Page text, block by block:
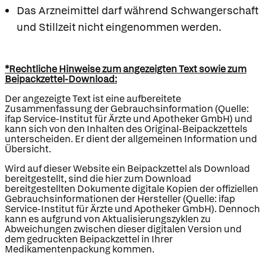
Das Arzneimittel darf während Schwangerschaft
und Stillzeit nicht eingenommen werden.
*Rechtliche Hinweise zum angezeigten Text sowie zum
Beipackzettel-Download:
Der angezeigte Text ist eine aufbereitete
Zusammenfassung der Gebrauchsinformation (Quelle:
ifap Service-Institut für Ärzte und Apotheker GmbH) und
kann sich von den Inhalten des Original-Beipackzettels
unterscheiden. Er dient der allgemeinen Information und
Übersicht.
Wird auf dieser Website ein Beipackzettel als Download
bereitgestellt, sind die hier zum Download
bereitgestellten Dokumente digitale Kopien der offiziellen
Gebrauchsinformationen der Hersteller (Quelle: ifap
Service-Institut für Ärzte und Apotheker GmbH). Dennoch
kann es aufgrund von Aktualisierungszyklen zu
Abweichungen zwischen dieser digitalen Version und
dem gedruckten Beipackzettel in Ihrer
Medikamentenpackung kommen.